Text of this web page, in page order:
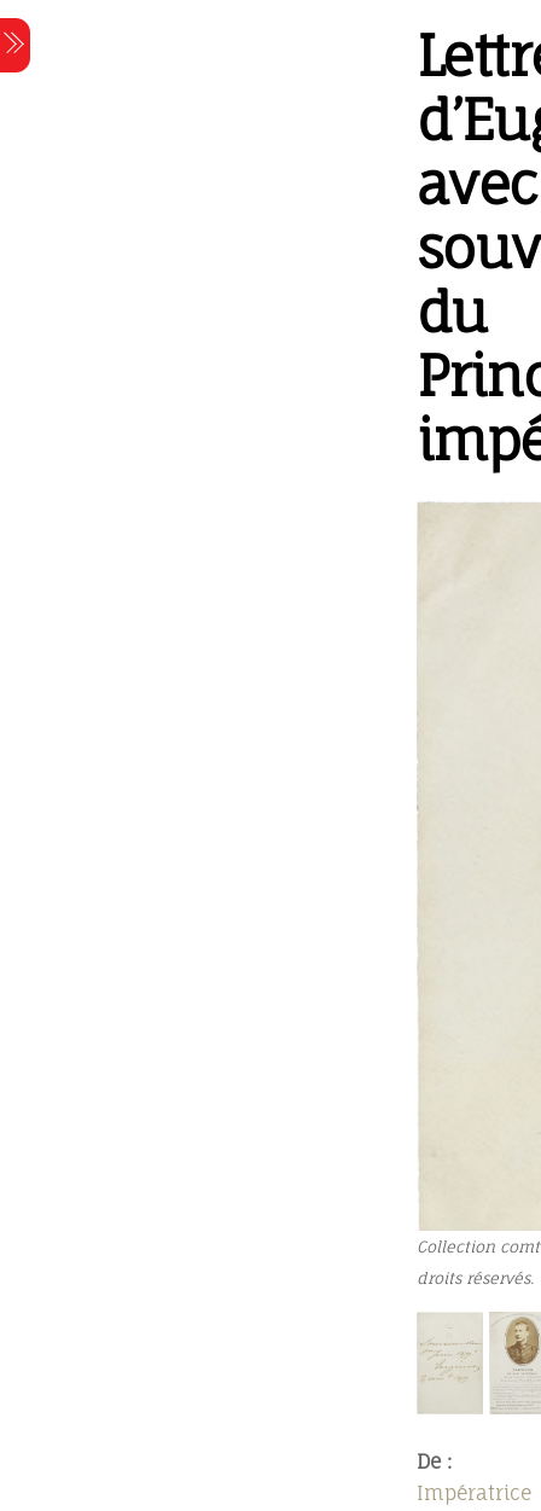
Skip
to
content
avec
du
Collection
droits réservés.
De :
Impératrice